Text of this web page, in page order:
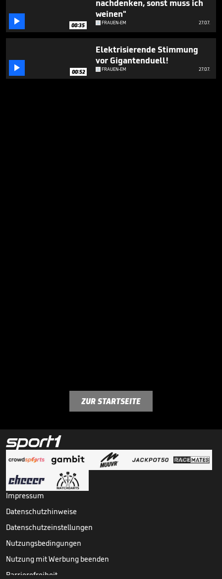
 00:35
nachdenken, sonst muss ich
weinen"
FRAUEN-EM 27.07.
 00:52
Elektrisierende Stimmung
vor Gigantenduell!
FRAUEN-EM 27.07.
ZUR STARTSEITE
Impressum
Datenschutzhinweise
Datenschutzeinstellungen
Nutzungsbedingungen
Nutzung mit Werbung beenden
Barrierefreiheit